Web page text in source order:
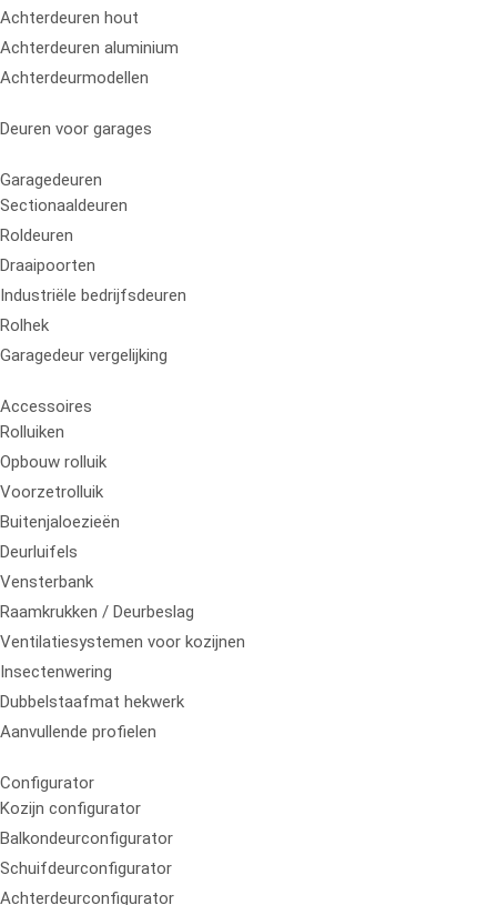
Achterdeuren hout
Achterdeuren aluminium
Achterdeurmodellen
Deuren voor garages
Garagedeuren
Sectionaaldeuren
Roldeuren
Draaipoorten
Industriële bedrijfsdeuren
Rolhek
Garagedeur vergelijking
Accessoires
Rolluiken
Opbouw rolluik
Voorzetrolluik
Buitenjaloezieën
Deurluifels
Vensterbank
Raamkrukken / Deurbeslag
Ventilatiesystemen voor kozijnen
Insectenwering
Dubbelstaafmat hekwerk
Aanvullende profielen
Configurator
Kozijn configurator
Balkondeurconfigurator
Schuifdeurconfigurator
Achterdeurconfigurator